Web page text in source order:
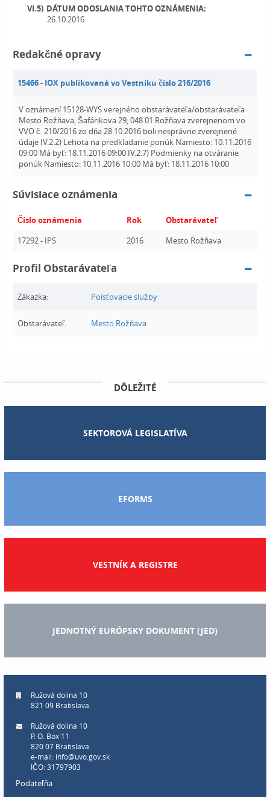
VI.5) DÁTUM ODOSLANIA TOHTO OZNÁMENIA:
26.10.2016
Redakčné opravy
15466 - IOX publikovaná vo Vestníku číslo 216/2016
V oznámení 15128-WYS verejného obstarávateľa/obstarávateľa
Mesto Rožňava, Šafárikova 29, 048 01 Rožňava zverejnenom vo
VVO č. 210/2016 zo dňa 28.10.2016 boli nesprávne zverejnené
údaje IV.2.2) Lehota na predkladanie ponúk Namiesto: 10.11.2016
09:00 Má byť: 18.11.2016 09:00 IV.2.7) Podmienky na otváranie
ponúk Namiesto: 10.11.2016 10:00 Má byť: 18.11.2016 10:00
Súvisiace oznámenia
Číslo oznámenia Rok
Obstarávateľ
17292 - IPS
2016 Mesto Rožňava
Profil Obstarávateľa
Zákazka: Poisťovacie služby
Obstarávateľ: Mesto Rožňava
DÔLEŽITÉ
SEKTOROVÁ LEGISLATÍVA
EFORMS
VESTNÍK A REGISTRE
JEDNOTNÝ EURÓPSKY DOKUMENT (JED)
Ružová dolina 10
821 09 Bratislava
Ružová dolina 10
P. O. Box 11
820 07 Bratislava
e-mail: info@uvo.gov.sk
IČO: 31797903
Podateľňa